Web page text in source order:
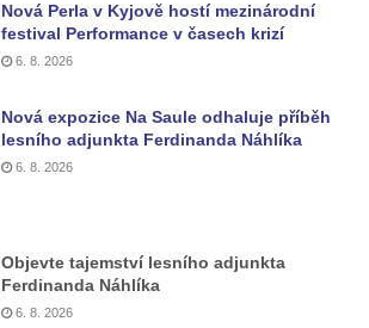
Nová Perla v Kyjově hostí mezinárodní
festival Performance v časech krizí
6. 8. 2026
Nová expozice Na Saule odhaluje příběh
lesního adjunkta Ferdinanda Náhlíka
6. 8. 2026
Objevte tajemství lesního adjunkta
Ferdinanda Náhlíka
6. 8. 2026